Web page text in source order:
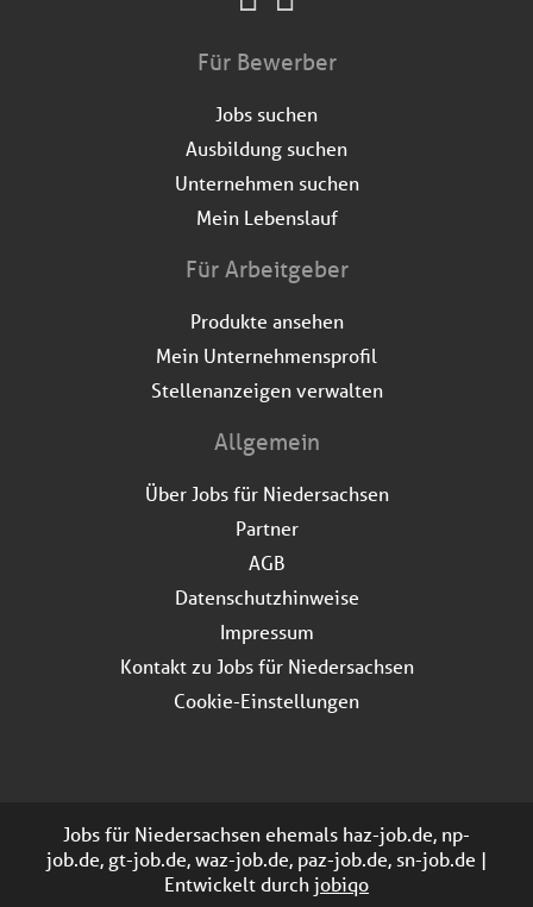
Für Bewerber
Jobs suchen
Ausbildung suchen
Unternehmen suchen
Mein Lebenslauf
Für Arbeitgeber
Produkte ansehen
Mein Unternehmensprofil
Stellenanzeigen verwalten
Allgemein
Über Jobs für Niedersachsen
Partner
AGB
Datenschutzhinweise
Impressum
Kontakt zu Jobs für Niedersachsen
Cookie-Einstellungen
Jobs für Niedersachsen ehemals haz-job.de, np-
job.de, gt-job.de, waz-job.de, paz-job.de, sn-job.de |
Entwickelt durchjobiqo